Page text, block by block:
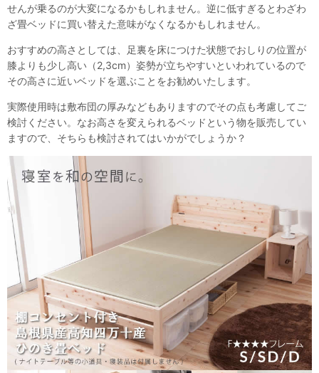
せんが乗るのが大変になるかもしれません。逆に低すぎるとわざわ
ざ畳ベッドに買い替えた意味がなくなるかもしれません。
おすすめの高さとしては、足裏を床につけた状態でおしりの位置が
膝よりも少し高い（2,3cm）姿勢が立ちやすいといわれているので
その高さに近いベッドを選ぶことをお勧めいたします。
実際使用時は敷布団の厚みなどもありますのでその点も考慮してご
検討ください。なお高さを変えられるベッドという物を販売してい
ますので、そちらも検討されてはいかがでしょうか？